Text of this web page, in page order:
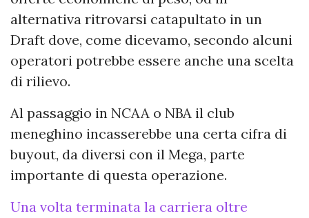
alternativa ritrovarsi catapultato in un
Draft dove, come dicevamo, secondo alcuni
operatori potrebbe essere anche una scelta
di rilievo.
Al passaggio in NCAA o NBA il club
meneghino incasserebbe una certa cifra di
buyout, da diversi con il Mega, parte
importante di questa operazione.
Una volta terminata la carriera oltre